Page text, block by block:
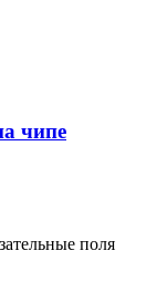
чипе
поля